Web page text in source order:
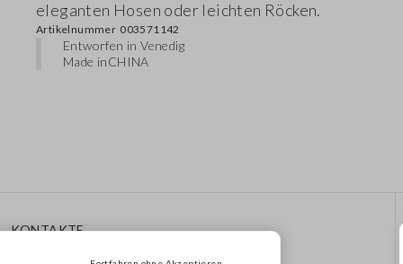
eleganten Hosen oder leichten Röcken.
Artikelnummer 003571142
Entworfen in Venedig
Made inCHINA
KONTAKTE